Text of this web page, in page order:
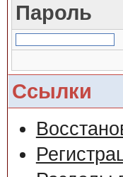
Пароль
Ссылки